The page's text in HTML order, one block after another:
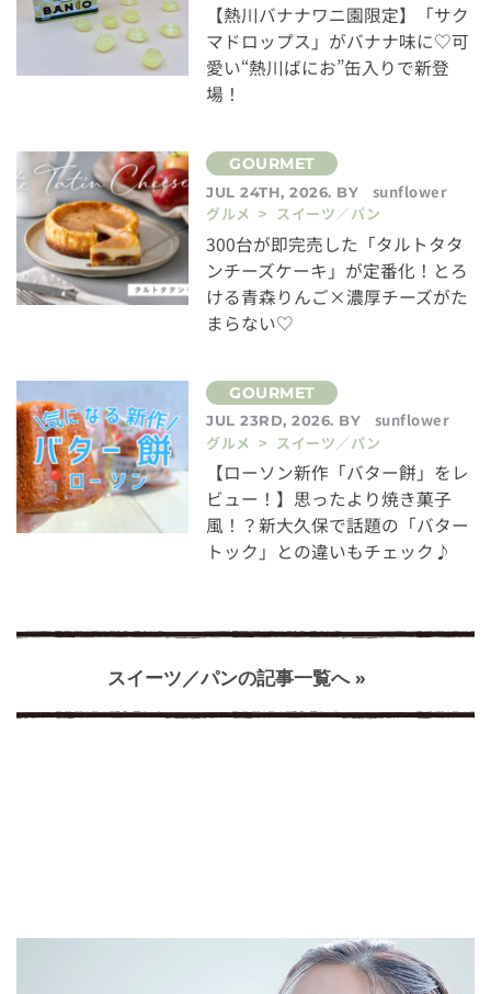
【熱川バナナワニ園限定】「サク
マドロップス」がバナナ味に♡可
愛い“熱川ばにお”缶入りで新登
場！
JUL 24TH, 2026. BY
sunflower
グルメ > スイーツ／パン
300台が即完売した「タルトタタ
ンチーズケーキ」が定番化！とろ
ける青森りんご×濃厚チーズがた
まらない♡
JUL 23RD, 2026. BY
sunflower
グルメ > スイーツ／パン
【ローソン新作「バター餅」をレ
ビュー！】思ったより焼き菓子
風！？新大久保で話題の「バター
トック」との違いもチェック♪
スイーツ／パンの記事一覧へ »